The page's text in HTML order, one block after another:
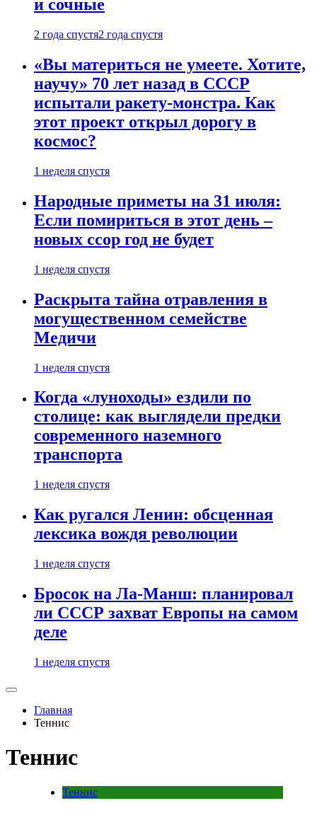
и сочные
2 года спустя2 года спустя
«Вы материться не умеете. Хотите,
научу» 70 лет назад в СССР
испытали ракету-монстра. Как
этот проект открыл дорогу в
космос?
1 неделя спустя
Народные приметы на 31 июля:
Если помириться в этот день –
новых ссор год не будет
1 неделя спустя
Раскрыта тайна отравления в
могущественном семействе
Медичи
1 неделя спустя
Когда «луноходы» ездили по
столице: как выглядели предки
современного наземного
транспорта
1 неделя спустя
Как ругался Ленин: обсценная
лексика вождя революции
1 неделя спустя
Бросок на Ла-Манш: планировал
ли СССР захват Европы на самом
деле
1 неделя спустя
Главная
Теннис
Теннис
Теннис